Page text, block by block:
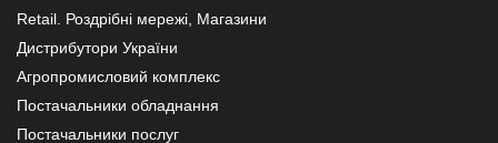
Retail. Роздрібні мережі, Магазини
Дистрибутори України
Агропромисловий комплекс
Постачальники обладнання
Постачальники послуг